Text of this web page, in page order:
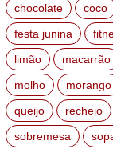
chocolate
coco
festa junina
limão
macarrão
molho
morango
queijo
recheio
sobremesa